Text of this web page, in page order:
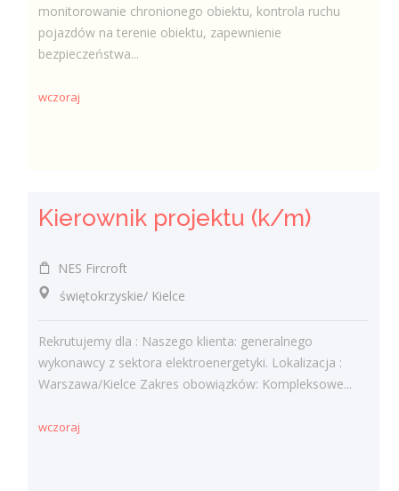
monitorowanie chronionego obiektu, kontrola ruchu
pojazdów na terenie obiektu, zapewnienie
bezpieczeństwa...
wczoraj
Kierownik projektu (k/m)
NES Fircroft
świętokrzyskie/ Kielce
Rekrutujemy dla : Naszego klienta: generalnego
wykonawcy z sektora elektroenergetyki. Lokalizacja :
Warszawa/Kielce Zakres obowiązków: Kompleksowe...
wczoraj